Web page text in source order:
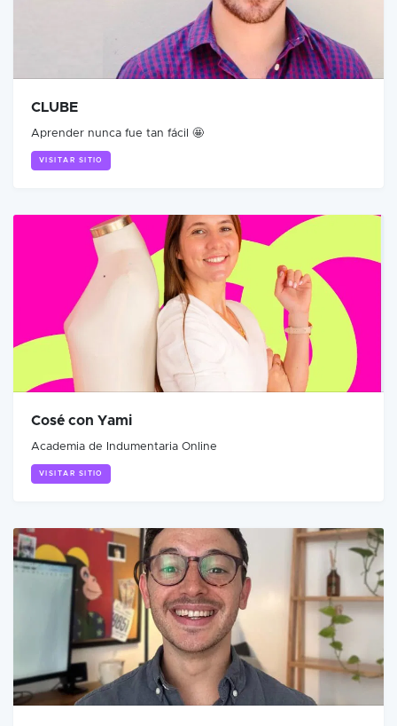
CLUBE
Aprender nunca fue tan fácil 🤩
VISITAR SITIO
Cosé con Yami
Academia de Indumentaria Online
VISITAR SITIO